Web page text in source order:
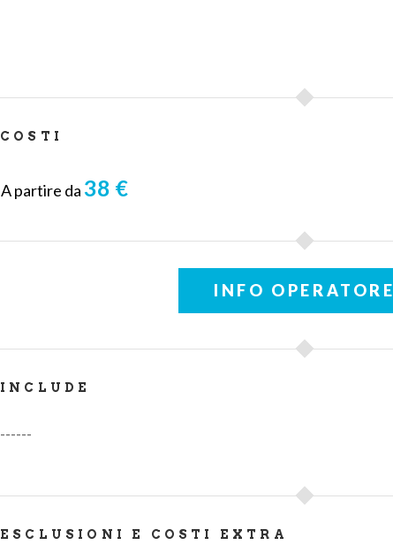
COSTI
A partire da 38 €
INFO OPERATORE
INCLUDE
------
ESCLUSIONI E COSTI EXTRA